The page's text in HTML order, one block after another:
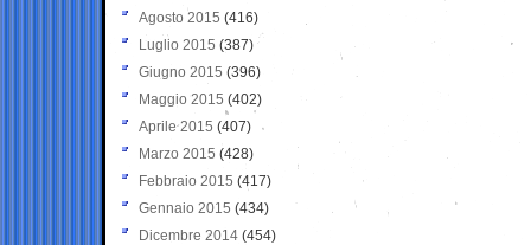
Agosto 2015 (416)
Luglio 2015 (387)
Giugno 2015 (396)
Maggio 2015 (402)
Aprile 2015 (407)
Marzo 2015 (428)
Febbraio 2015 (417)
Gennaio 2015 (434)
Dicembre 2014 (454)